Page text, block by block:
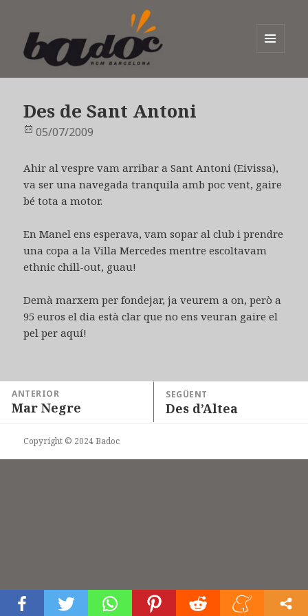
GINYS
Des de Sant Antoni
Publicat
05/07/2009
Ahir al vespre vam arribar a Sant Antoni (Eivissa),
va ser una navegada tranquila amb poc vent, gaire
bé tota a motor.
En Manel ens esperava, vam sopar al club i prendre
una copa a la Villa Mercedes mentre escoltavam
ethnic chill-out, guau!
Demà marxem per fondejar, ja veurem a on, però a
95 euros el dia està clar que no ens veuran gaire el
pel per aquí!
Navegació
d'entrades
ANTERIOR
Entrada
Mar Negre
SEGÜENT
Entrada
Des d’Altea
Copyright © 2024 Badoc